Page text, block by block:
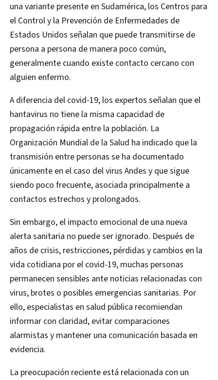
una variante presente en Sudamérica, los Centros para
el Control y la Prevención de Enfermedades de
Estados Unidos señalan que puede transmitirse de
persona a persona de manera poco común,
generalmente cuando existe contacto cercano con
alguien enfermo.
A diferencia del covid-19, los expertos señalan que el
hantavirus no tiene la misma capacidad de
propagación rápida entre la población. La
Organización Mundial de la Salud ha indicado que la
transmisión entre personas se ha documentado
únicamente en el caso del virus Andes y que sigue
siendo poco frecuente, asociada principalmente a
contactos estrechos y prolongados.
Sin embargo, el impacto emocional de una nueva
alerta sanitaria no puede ser ignorado. Después de
años de crisis, restricciones, pérdidas y cambios en la
vida cotidiana por el covid-19, muchas personas
permanecen sensibles ante noticias relacionadas con
virus, brotes o posibles emergencias sanitarias. Por
ello, especialistas en salud pública recomiendan
informar con claridad, evitar comparaciones
alarmistas y mantener una comunicación basada en
evidencia.
La preocupación reciente está relacionada con un